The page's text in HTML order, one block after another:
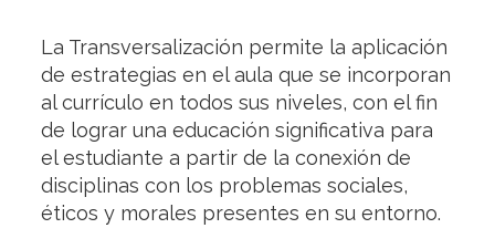
La Transversalización permite la aplicación
de estrategias en el aula que se incorporan
al currículo en todos sus niveles, con el fin
de lograr una educación significativa para
el estudiante a partir de la conexión de
disciplinas con los problemas sociales,
éticos y morales presentes en su entorno.